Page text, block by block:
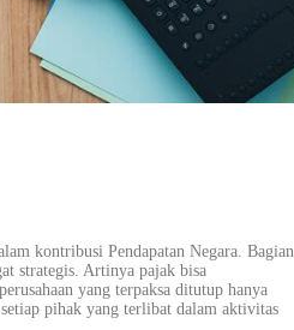
kontribusi Pendapatan Negara. Bagian
strategis. Artinya pajak bisa
yang terpaksa ditutup hanya
setiap pihak yang terlibat dalam aktivitas